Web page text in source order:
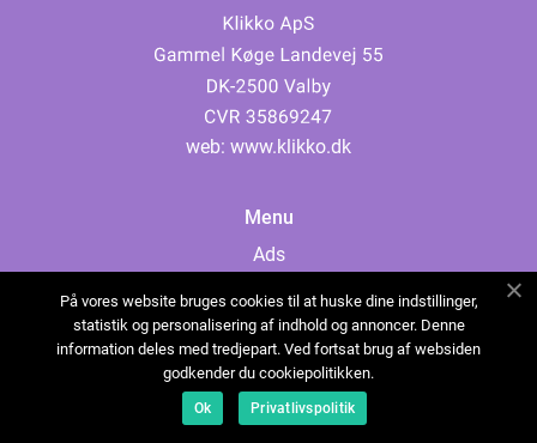
web: www.klikko.dk
Menu
Ads
Cookies
Contact
Sitemap
På vores website bruges cookies til at huske dine indstillinger,
statistik og personalisering af indhold og annoncer. Denne
information deles med tredjepart. Ved fortsat brug af websiden
godkender du cookiepolitikken.
Ok Privatlivspolitik